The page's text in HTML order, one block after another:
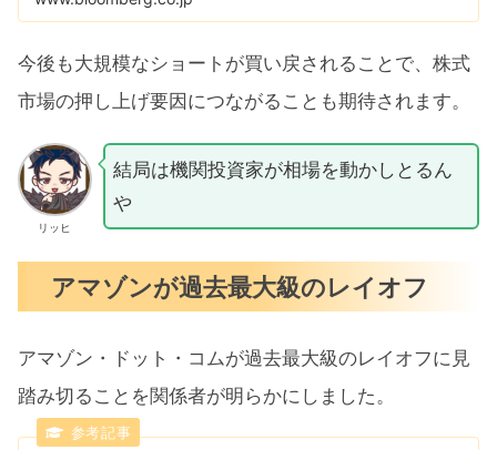
今後も大規模なショートが買い戻されることで、株式
市場の押し上げ要因につながることも期待されます。
リッヒ
結局は機関投資家が相場を動かしとるん
や
アマゾンが過去最大級のレイオフ
アマゾン・ドット・コムが過去最大級のレイオフに見
踏み切ることを関係者が明らかにしました。